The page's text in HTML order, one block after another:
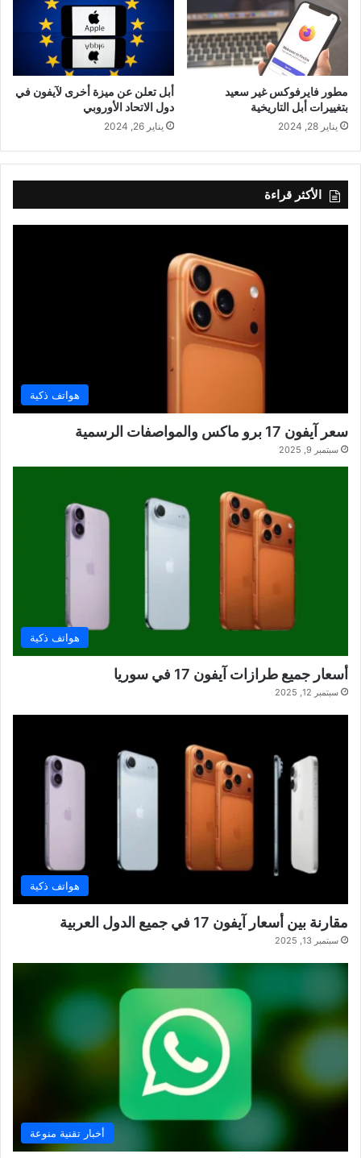
مطور فايرفوكس غير سعيد
بتغييرات أبل التاريخية
يناير 28, 2024
أبل تعلن عن ميزة أخرى لآيفون في
دول الاتحاد الأوروبي
يناير 26, 2024
الأكثر قراءة
هواتف ذكية
سعر آيفون 17 برو ماكس والمواصفات الرسمية
سبتمبر 9, 2025
هواتف ذكية
أسعار جميع طرازات آيفون 17 في سوريا
سبتمبر 12, 2025
هواتف ذكية
مقارنة بين أسعار آيفون 17 في جميع الدول العربية
سبتمبر 13, 2025
أخبار تقنية منوعة